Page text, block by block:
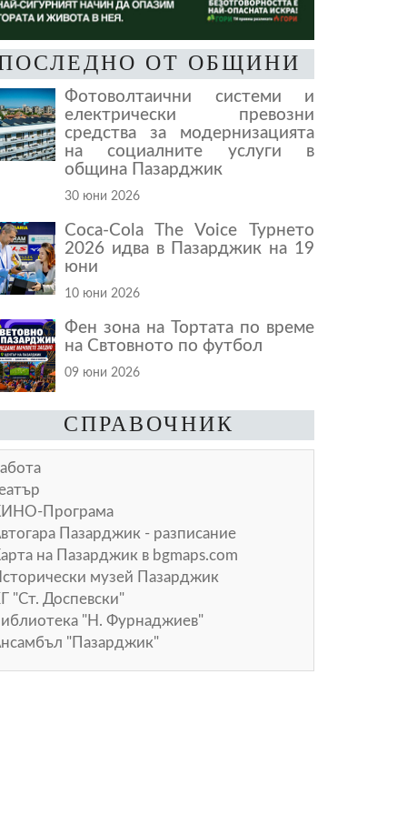
ОТ ОБЩИНИ
Фотоволтаични системи и
електрически превозни
средства за модернизацията
на социалните услуги в
община Пазарджик
30 юни 2026
Coca-Cola The Voice Турнето
2026 идва в Пазарджик на 19
юни
10 юни 2026
Фен зона на Тортата по време
на Свтовното по футбол
09 юни 2026
СПРАВОЧНИК
Програма
Пазарджик - разписание
на Пазарджик в bgmaps.com
музей Пазарджик
"Ст. Доспевски"
"Н. Фурнаджиев"
"Пазарджик"